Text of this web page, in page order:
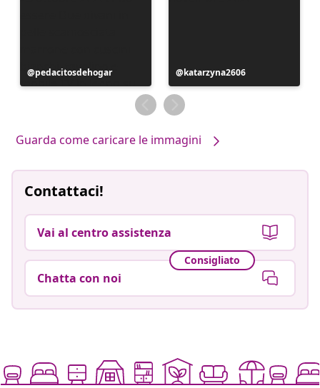
Post
pubblicato
pedacitosdehogar
Post
pubblicato
da
katarzyna2606
Guarda come caricare le immagini
Contattaci!
Vai al centro assistenza
Consigliato
Chatta con noi